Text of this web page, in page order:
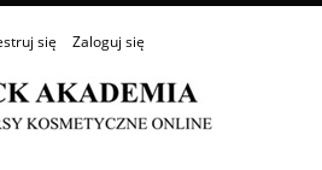
się Zaloguj się